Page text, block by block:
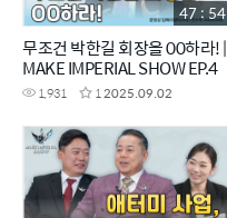
무조건 박한길 회장을 00하라! |
MAKE IMPERIAL SHOW EP.4
1,931 12025.09.02
47 : 54